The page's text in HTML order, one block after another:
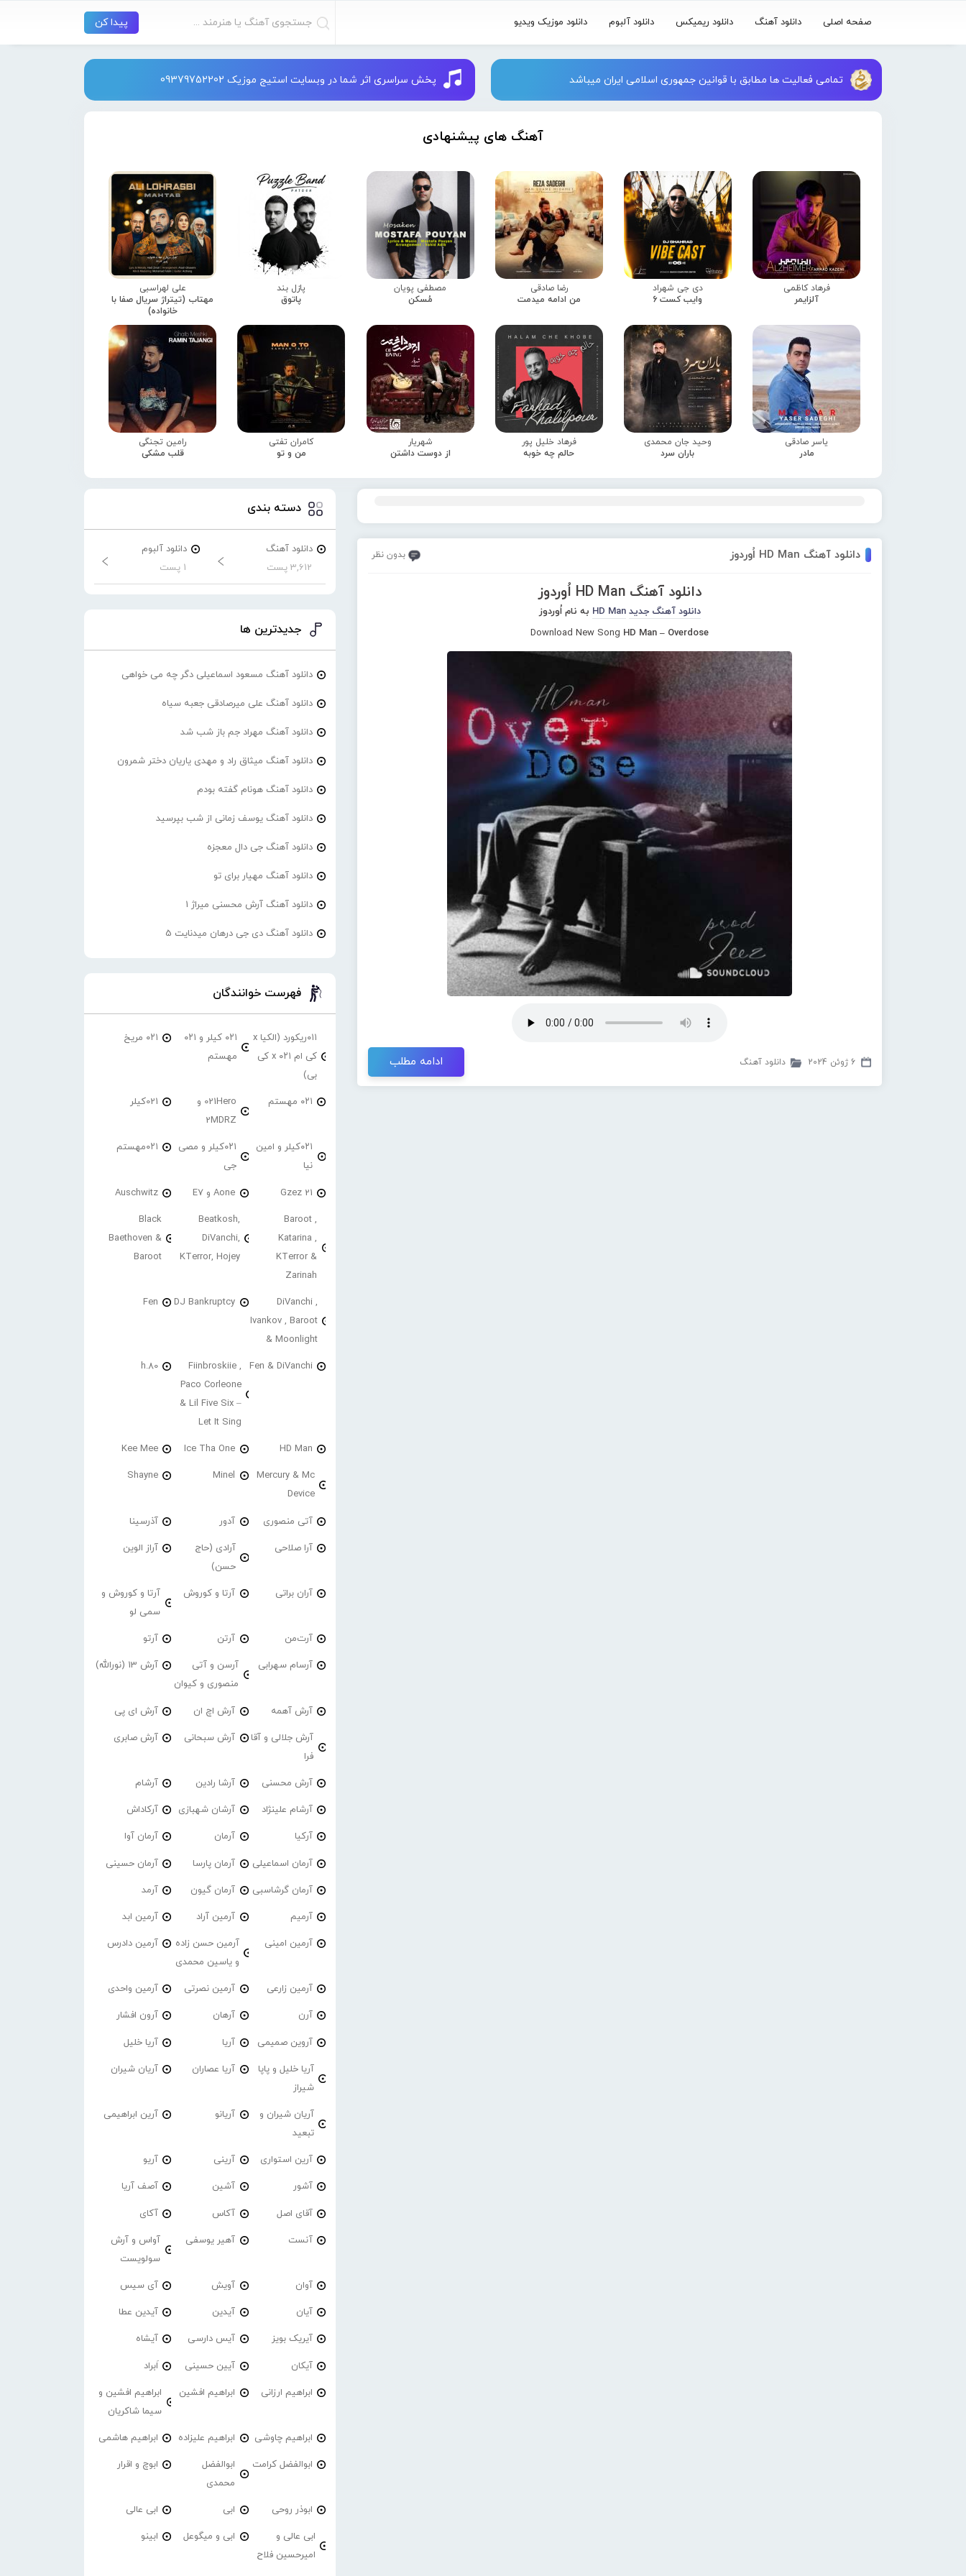
صفحه اصلی دانلود آهنگ دانلود ریمیکس دانلود آلبوم دانلود موزیک ویدیو
تمامی فعالیت ها مطابق با قوانین جمهوری اسلامی ایران میباشد پخش سراسری اثر شما در وبسایت استیج موزیک 09379752202
آهنگ های پیشنهادی
فرهاد کاظمی
آلزایمر
دی جی شهراد
وایب کست 6
رضا صادقی
من ادامه میدمت
مصطفی پویان
مُسکن
پازل بند
پاتوق
علی لهراسبی
مهتاب (تیتراژ سریال صفا با
خانواده)
یاسر صادقی
مادر
وحید جان محمدی
باران سرد
فرهاد خلیل پور
حالم چه خوبه
شهریار
از دوست داشتن
کامران تفتی
من و تو
رامین تجنگی
قلب مشکی
دانلود آهنگ HD Man اُوردوز بدون نظر
دانلود آهنگ HD Man اُوردوز
دانلود آهنگ جدید HD Man به نام اُوردوز
Download New Song HD Man – Overdose
6 ژوئن 2024 دانلود آهنگ ادامه مطلب
دسته بندی
دانلود آهنگ
3,612 پست
دانلود آلبوم
1 پست
جدیدترین ها
دانلود آهنگ مسعود اسماعیلی دگر چه می خواهی
دانلود آهنگ علی میرصادقی جعبه سیاه
دانلود آهنگ مهراد جم باز شب شد
دانلود آهنگ میثاق راد و مهدی یاریان دختر شمرون
دانلود آهنگ هونام گفته بودم
دانلود آهنگ یوسف زمانی از شب بپرسید
دانلود آهنگ جی دال معجزه
دانلود آهنگ مهیار برای تو
دانلود آهنگ آرش محسنی میراژ 1
دانلود آهنگ دی جی درهان میدنایت 5
فهرست خوانندگان
۰۱۱ریکورد (الکیا x
کی ام ۰۲۱ x کی
بی)
۰۲۱ کیلر و ۰۲۱
مهستم
۰۲۱ مریخ
۰۲۱ مهستم
021Hero و
2MDRZ
021کیلر
۰۲۱کیلر و امین
نیا
۰۲۱کیلر و مصی
جی
۰۲۱مهستم
21 Gzez Aone و E7 Auschwitz
Baroot ,
Katarina ,
KTerror &
Zarinah
Beatkosh,
DiVanchi,
KTerror, Hojey
Black
Baethoven &
Baroot
DiVanchi ,
Ivankov , Baroot
& Moonlight
DJ Bankruptcy
Fen
Fen & DiVanchi
Fiinbroskiie ,
Paco Corleone
& Lil Five Six –
Let It Sing
h.80
HD Man
Ice Tha One
Kee Mee
Mercury & Mc
Device
Minel
Shayne
آتی منصوری آدور آذرسینا
آرا صلاحی
آرادی (حاج
حسن)
آراز الوین
آران براتی آرتا و کوروش
آرتا و کوروش و
سمی لو
آرت‌من آرتن آرتو
آرسام سهرابی
آرسن و آتی
منصوری و کیوان
آرش 13 (نورالله)
آرش آهمه آرش اچ ان آرش ای پی
آرش جلالی و آقا
فرا
آرش سبحانی آرش صابری
آرش محسنی آرشا رادین آرشام
آرشام علینژاد آرشان شهبازی آرکاداش
آرکیا آرمان آرمان آوا
آرمان اسماعیلی آرمان پارسا آرمان حسینی
آرمان گرشاسبی آرمان گیون آرمد
آرمیم آرمین آراد آرمین ابد
آرمین امینی
آرمین حسن زاده
و یاسین محمدی
آرمین دادرس
آرمین زارعی آرمین نصرتی آرمین واحدی
آرن آرهان آرون افشار
آروین صمیمی آریا آریا خلیل
آریا خلیل و پاپا
شیراز
آریا عصاران آریان شیران
آریان شیران و
تبعید
آریانو آرین ابراهیمی
آرین استواری آرینی آریو
آشور آشین آصف آریا
آقای اصل آکاس آکای
آنست آهیر یوسفی
آواس و آرش
سولویست
آوان آویش آی سیس
آیان آیدین آیدین عطا
آیریک بویز آیس دارسی آیشاه
آیکان آیین حسینی اَبراد
ابراهیم ارزانی ابراهیم افشین
ابراهیم افشین و
سیما شاکریان
ابراهیم چاوشی ابراهیم علیزاده ابراهیم هاشمی
ابوالفضل کرامت
ابوالفضل
محمدی
ابوچ و اقرار
ابوذر روحی ابی ابی عالی
ابی عالی و
امیرحسین فلاح
ابی و میگوعل ابینو